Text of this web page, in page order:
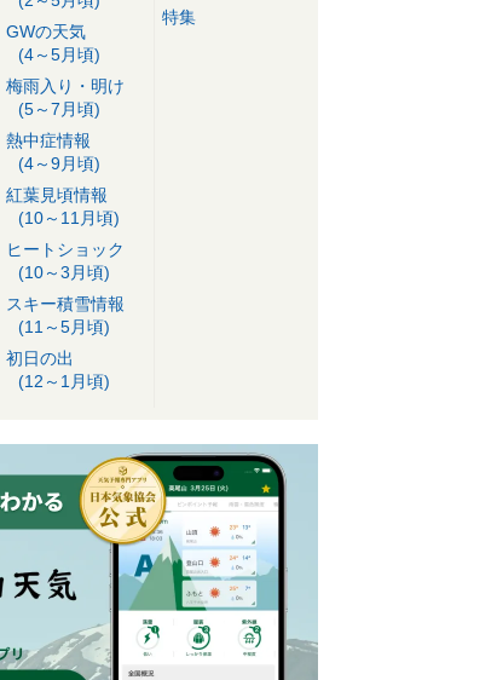
GWの天気
(4～5月頃)
梅雨入り・明け
(5～7月頃)
熱中症情報
(4～9月頃)
紅葉見頃情報
(10～11月頃)
ヒートショック
(10～3月頃)
スキー積雪情報
(11～5月頃)
初日の出
(12～1月頃)
特集